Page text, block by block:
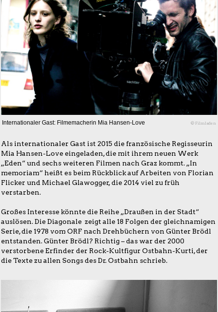
Internationaler Gast: Filmemacherin Mia Hansen-Love © Filmladen
Als internationaler Gast ist 2015 die französische Regisseurin
Mia Hansen-Love eingeladen, die mit ihrem neuen Werk
„Eden“ und sechs weiteren Filmen nach Graz kommt. „In
memoriam“ heißt es beim Rückblick auf Arbeiten von Florian
Flicker und Michael Glawogger, die 2014 viel zu früh
verstarben.
Großes Interesse könnte die Reihe „Draußen in der Stadt“
auslösen. Die Diagonale zeigt alle 18 Folgen der gleichnamigen
Serie, die 1978 vom ORF nach Drehbüchern von Günter Brödl
entstanden. Günter Brödl? Richtig – das war der 2000
verstorbene Erfinder der Rock-Kultfigur Ostbahn-Kurti, der
die Texte zu allen Songs des Dr. Ostbahn schrieb.